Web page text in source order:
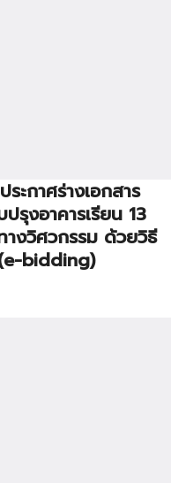
ะกาศร่างเอกสาร
รุงอาคารเรียน 13
งวิศวกรรม ด้วยวิธี
bidding)